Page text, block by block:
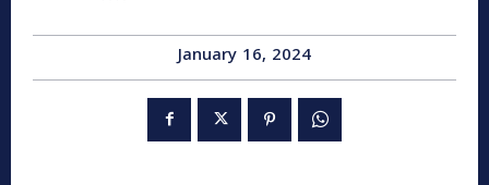
January 16, 2024